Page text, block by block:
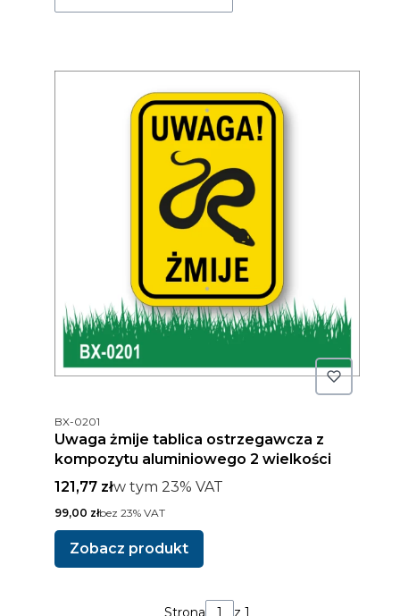
Kod produktu
BX-0201
Uwaga żmije tablica ostrzegawcza z
kompozytu aluminiowego 2 wielkości
Cena brutto
121,77 złw tym %s VAT
w tym 23% VAT
Cena netto
99,00 złbez 23% VAT
Zobacz produkt
Strona z 1